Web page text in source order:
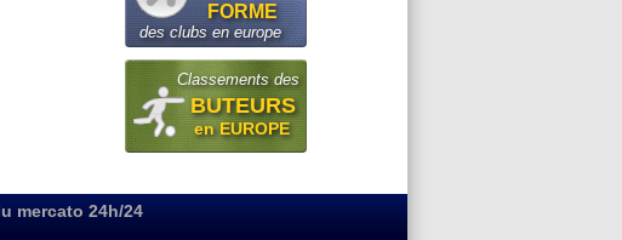
FORME
des clubs en europe
Classements des
BUTEURS
en EUROPE
mercato 24h/24